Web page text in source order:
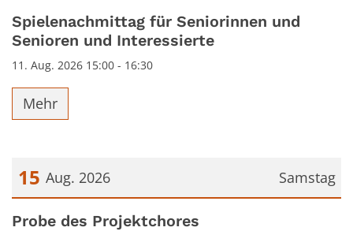
Datum: 11. August 2026
Spielenachmittag für Seniorinnen und
Senioren und Interessierte
11. Aug. 2026 15:00 - 16:30
Mehr
Samstag
15 Aug. 2026
Datum: 15. August 2026
Probe des Projektchores